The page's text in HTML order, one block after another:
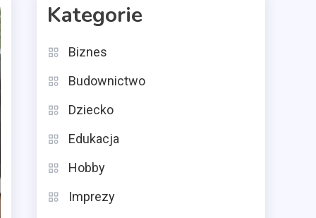
Kategorie
Biznes
Budownictwo
Dziecko
Edukacja
Hobby
Imprezy